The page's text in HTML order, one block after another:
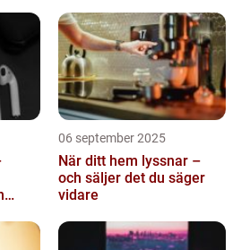
06 september 2025
När ditt hem lyssnar –
och säljer det du säger
vidare